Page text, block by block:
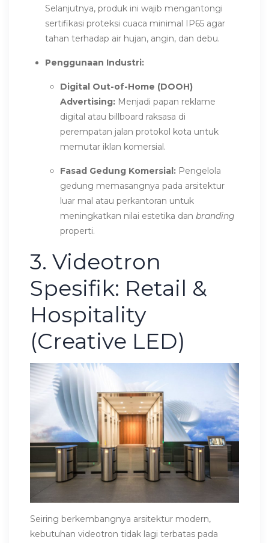
Selanjutnya, produk ini wajib mengantongi
sertifikasi proteksi cuaca minimal IP65 agar
tahan terhadap air hujan, angin, dan debu.
Penggunaan Industri:
Digital Out-of-Home (DOOH)
Advertising: Menjadi papan reklame
digital atau billboard raksasa di
perempatan jalan protokol kota untuk
memutar iklan komersial.
Fasad Gedung Komersial: Pengelola
gedung memasangnya pada arsitektur
luar mal atau perkantoran untuk
meningkatkan nilai estetika dan branding
properti.
3. Videotron
Spesifik: Retail &
Hospitality
(Creative LED)
Seiring berkembangnya arsitektur modern,
kebutuhan videotron tidak lagi terbatas pada